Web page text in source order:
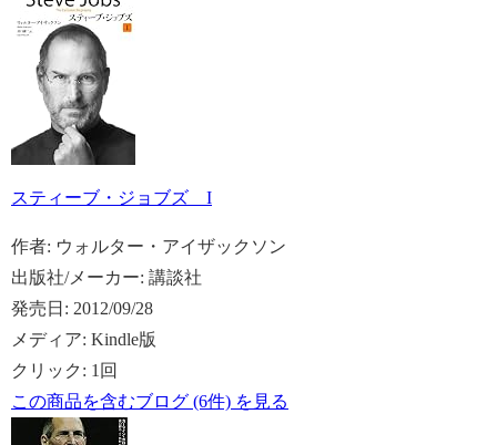
スティーブ・ジョブズ I
作者: ウォルター・アイザックソン
出版社/メーカー: 講談社
発売日: 2012/09/28
メディア: Kindle版
クリック : 1回
この商品を含むブログ (6件) を見る